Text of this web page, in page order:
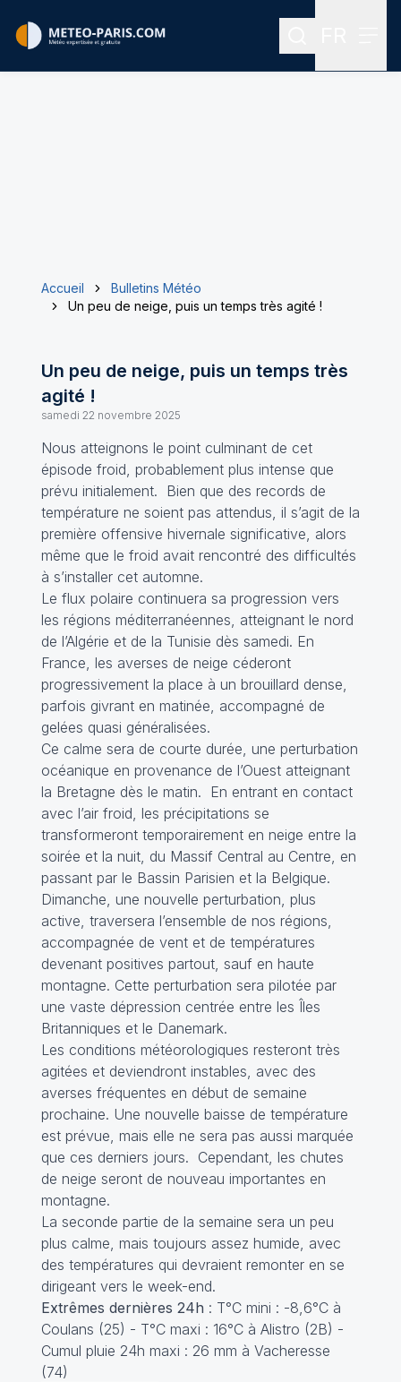
Rechercher
Accueil
Bulletins Météo
Un peu de neige, puis un temps très agité !
Un peu de neige, puis un temps très
agité !
samedi 22 novembre 2025
Nous atteignons le point culminant de cet
épisode froid, probablement plus intense que
prévu initialement. Bien que des records de
température ne soient pas attendus, il s’agit de la
première offensive hivernale significative, alors
même que le froid avait rencontré des difficultés
à s’installer cet automne.
Le flux polaire continuera sa progression vers
les régions méditerranéennes, atteignant le nord
de l’Algérie et de la Tunisie dès samedi. En
France, les averses de neige céderont
progressivement la place à un brouillard dense,
parfois givrant en matinée, accompagné de
gelées quasi généralisées.
Ce calme sera de courte durée, une perturbation
océanique en provenance de l’Ouest atteignant
la Bretagne dès le matin. En entrant en contact
avec l’air froid, les précipitations se
transformeront temporairement en neige entre la
soirée et la nuit, du Massif Central au Centre, en
passant par le Bassin Parisien et la Belgique.
Dimanche, une nouvelle perturbation, plus
active, traversera l’ensemble de nos régions,
accompagnée de vent et de températures
devenant positives partout, sauf en haute
montagne. Cette perturbation sera pilotée par
une vaste dépression centrée entre les Îles
Britanniques et le Danemark.
Les conditions météorologiques resteront très
agitées et deviendront instables, avec des
averses fréquentes en début de semaine
prochaine. Une nouvelle baisse de température
est prévue, mais elle ne sera pas aussi marquée
que ces derniers jours. Cependant, les chutes
de neige seront de nouveau importantes en
montagne.
La seconde partie de la semaine sera un peu
plus calme, mais toujours assez humide, avec
des températures qui devraient remonter en se
dirigeant vers le week-end.
Extrêmes dernières 24h : T°C mini : -8,6°C à
Coulans (25) - T°C maxi : 16°C à Alistro (2B) -
Cumul pluie 24h maxi : 26 mm à Vacheresse
(74)